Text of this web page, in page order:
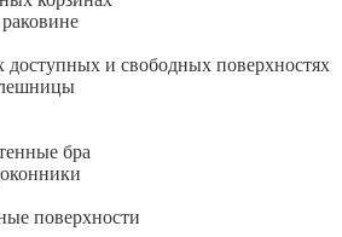
доступных и свободных поверхностях
бра
поверхности